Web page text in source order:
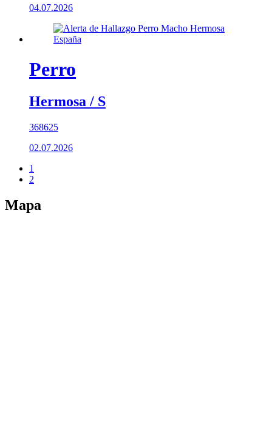
04.07.2026
Perro
Hermosa / S
368625
02.07.2026
1
2
Mapa